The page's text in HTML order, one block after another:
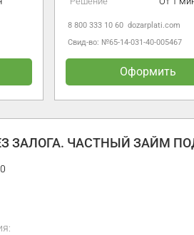
8 800 333 10 60 dozarplati.com
Свид-во: №65-14-031-40-005467
Оформить
ЗАЛОГА. ЧАСТНЫЙ ЗАЙМ